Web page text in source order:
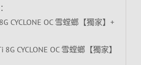
CYCLONE OC 雪螳螂【獨家】+
CYCLONE OC 雪螳螂【獨家】